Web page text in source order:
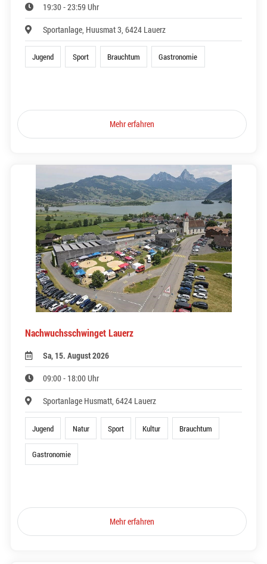
19:30 - 23:59 Uhr
Sportanlage, Huusmat 3, 6424 Lauerz
Jugend Sport Brauchtum Gastronomie
Mehr erfahren
Nachwuchsschwinget Lauerz
Sa, 15. August 2026
09:00 - 18:00 Uhr
Sportanlage Husmatt, 6424 Lauerz
Jugend Natur Sport Kultur Brauchtum
Gastronomie
Mehr erfahren